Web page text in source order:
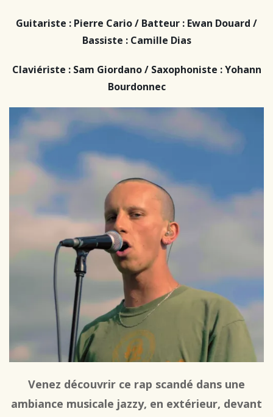
Guitariste : Pierre Cario / Batteur : Ewan Douard /
Bassiste : Camille Dias
Claviériste : Sam Giordano / Saxophoniste : Yohann
Bourdonnec
Venez découvrir ce rap scandé dans une
ambiance musicale jazzy, en extérieur, devant